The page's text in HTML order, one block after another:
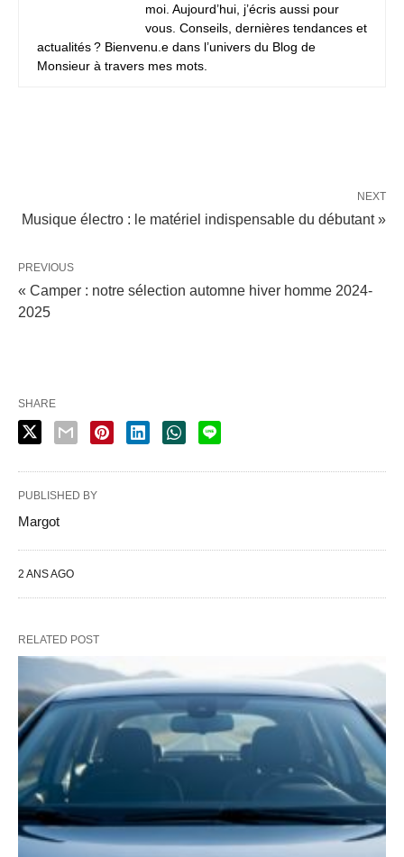
moi. Aujourd’hui, j’écris aussi pour
vous. Conseils, dernières tendances et
actualités ? Bienvenu.e dans l’univers du Blog de
Monsieur à travers mes mots.
NEXT
Musique électro : le matériel indispensable du débutant »
PREVIOUS
« Camper : notre sélection automne hiver homme 2024-
2025
SHARE
PUBLISHED BY
Margot
2 ANS AGO
RELATED POST